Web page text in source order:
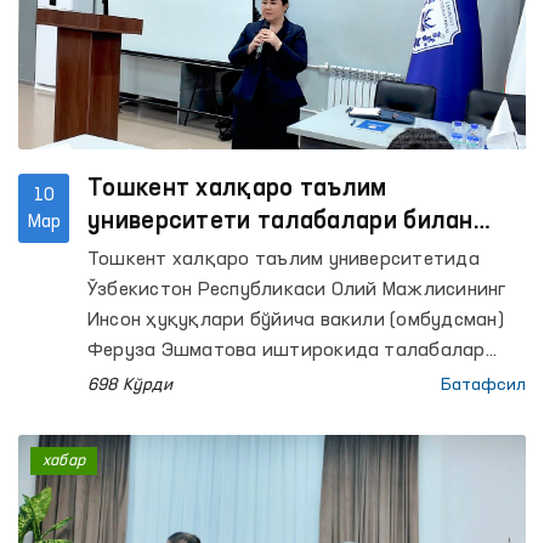
10
Мар
Тошкент халқаро таълим
университети талабалари билан
учрашув ўтказилди
Тошкент халқаро таълим университетида
Ўзбекистон Республикаси Олий Мажлисининг
Инсон ҳуқуқлари бўйича вакили (омбудсман)
Феруза Эшматова иштирокида талабалар
билан учрашув ташкил этилди.
698 Кўрди Батафсил
хабар